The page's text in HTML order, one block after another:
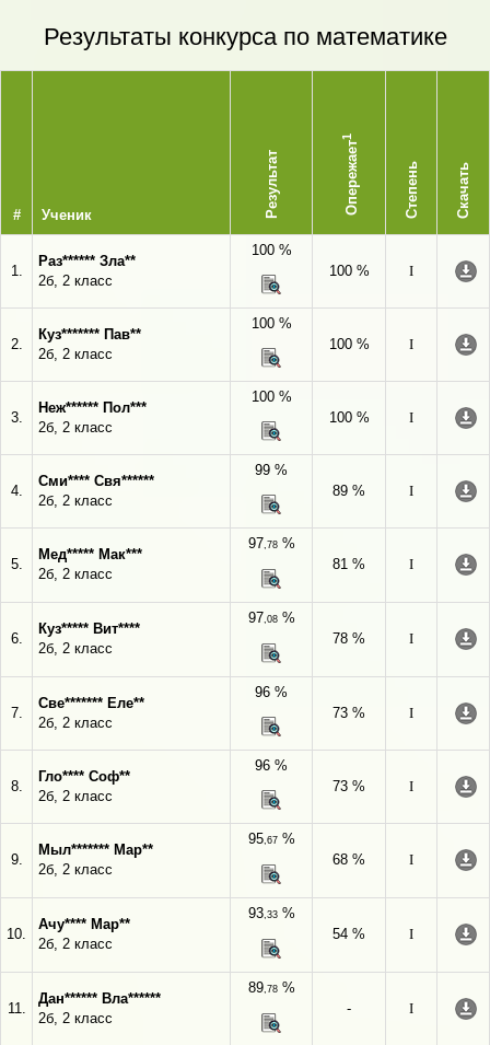
Результаты конкурса по математике
# Ученик Результат Опережает
1
Степень Скачать
1.
Раз****** Зла**
2б, 2 класс
100 %
100 %
I
2.
Куз******* Пав**
2б, 2 класс
100 %
100 %
I
3.
Неж****** Пол***
2б, 2 класс
100 %
100 %
I
4.
Сми**** Свя******
2б, 2 класс
99 %
89 %
I
5.
Мед***** Мак***
2б, 2 класс
97,78%
81 %
I
6.
Куз***** Вит****
2б, 2 класс
97,08%
78 %
I
7.
Све******* Еле**
2б, 2 класс
96 %
73 %
I
8.
Гло**** Соф**
2б, 2 класс
96 %
73 %
I
9.
Мыл******* Мар**
2б, 2 класс
95,67%
68 %
I
10.
Ачу**** Мар**
2б, 2 класс
93,33%
54 %
I
11.
Дан****** Вла******
2б, 2 класс
89,78%
-
I